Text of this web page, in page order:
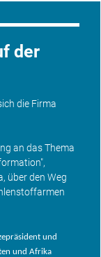
der
die Firma
an das Thema
",
über den Weg
und
und Afrika